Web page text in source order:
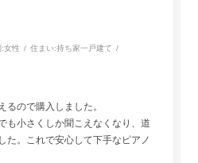
:女性 住まい:持ち家一戸建て
るので購入しました。
も小さくしか聞こえなくなり、道
た。これで安心して下手なピアノ